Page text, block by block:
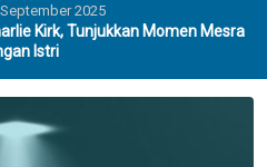
2025
Kirk, Tunjukkan Momen Mesra
Istri